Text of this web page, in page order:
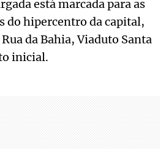
está marcada para as
do hipercentro da capital,
da Bahia, Viaduto Santa
inicial.